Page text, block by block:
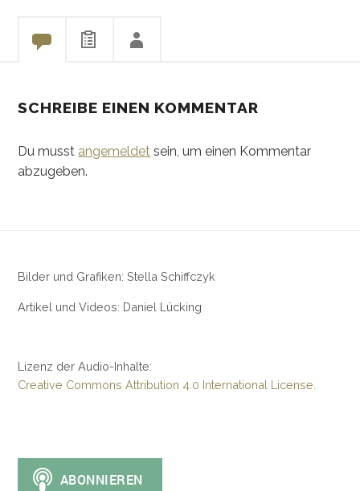
SCHREIBE EINEN KOMMENTAR
Du musst angemeldet sein, um einen Kommentar
abzugeben.
Bilder und Grafiken: Stella Schiffczyk
Artikel und Videos: Daniel Lücking
Lizenz der Audio-Inhalte:
Creative Commons Attribution 4.0 International License.